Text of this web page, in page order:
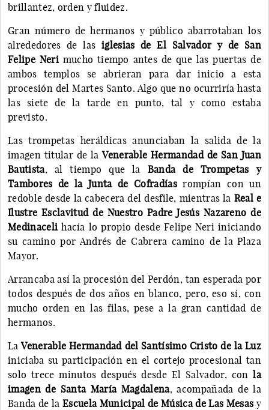
brillantez, orden y fluidez.
Gran número de hermanos y público abarrotaban los
alrededores de las iglesias de El Salvador y de San
Felipe Nerimucho tiempo antes de que las puertas de
ambos templos se abrieran para dar inicio a esta
procesión del Martes Santo. Algo que no ocurriría hasta
las siete de la tarde en punto, tal y como estaba
previsto.
Las trompetas heráldicas anunciaban la salida de la
imagen titular de laVenerable Hermandad de San Juan
Bautista, al tiempo que la Banda de Trompetas y
Tambores de la Junta de Cofradíasrompían con un
redoble desde la cabecera del desfile, mientras la Real e
Ilustre Esclavitud de Nuestro Padre Jesús Nazareno de
Medinaceli hacía lo propio desde Felipe Neri iniciando
su camino por Andrés de Cabrera camino de la Plaza
Mayor.
Arrancaba así la procesión del Perdón, tan esperada por
todos después de dos años en blanco, pero, eso sí, con
mucho orden en las filas, pese a la gran cantidad de
hermanos.
LaVenerable Hermandad del Santísimo Cristo de la Luz
iniciaba su participación en el cortejo procesional tan
solo trece minutos después desde El Salvador, conla
imagen de Santa María Magdalena, acompañada de la
Banda de laEscuela Municipal de Música de Las Mesas y